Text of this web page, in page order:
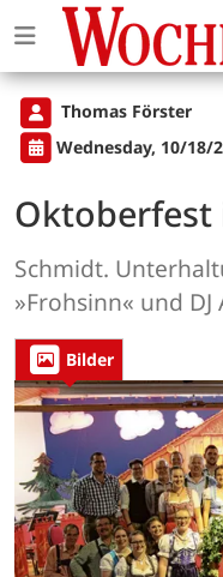
Thomas Förster
Wednesday, 10/18/
Oktoberfest
Schmidt.
»Frohsinn« und DJ
Bilder